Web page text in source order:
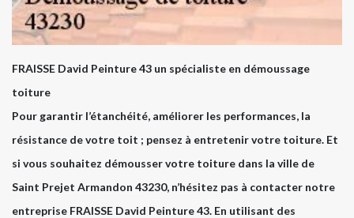
FRAISSE David Peinture 43 un spécialiste en démoussage
toiture
Pour garantir l’étanchéité, améliorer les performances, la
résistance de votre toit ; pensez à entretenir votre toiture. Et
si vous souhaitez démousser votre toiture dans la ville de
Saint Prejet Armandon 43230, n’hésitez pas à contacter notre
entreprise FRAISSE David Peinture 43. En utilisant des